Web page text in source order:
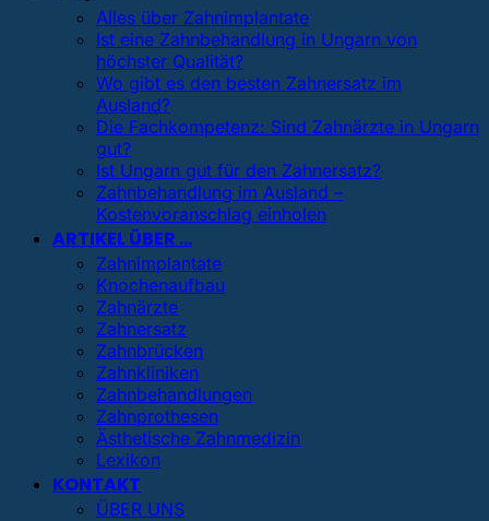
Alles über Zahnimplantate
Ist eine Zahnbehandlung in Ungarn von
höchster Qualität?
Wo gibt es den besten Zahnersatz im
Ausland?
Die Fachkompetenz: Sind Zahnärzte in Ungarn
gut?
Ist Ungarn gut für den Zahnersatz?
Zahnbehandlung im Ausland –
Kostenvoranschlag einholen
ARTIKEL ÜBER …
Zahnimplantate
Knochenaufbau
Zahnärzte
Zahnersatz
Zahnbrücken
Zahnkliniken
Zahnbehandlungen
Zahnprothesen
Ästhetische Zahnmedizin
Lexikon
KONTAKT
ÜBER UNS